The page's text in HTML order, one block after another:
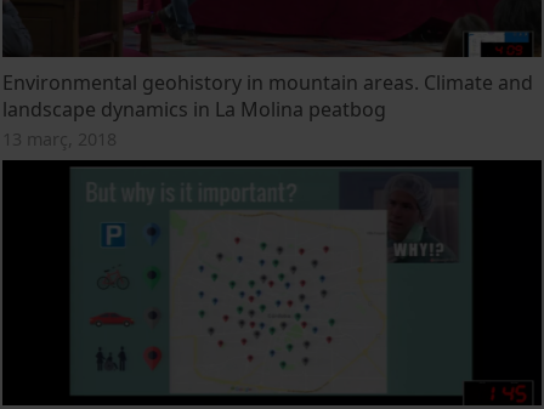
Environmental geohistory in mountain areas. Climate and
landscape dynamics in La Molina peatbog
13 març, 2018